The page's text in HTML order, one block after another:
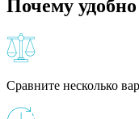
Почему
Сравните несколько